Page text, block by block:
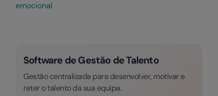
emocional
Software de Gestão de Talento
Gestão centralizada para desenvolver, motivar e
reter o talento da sua equipa.